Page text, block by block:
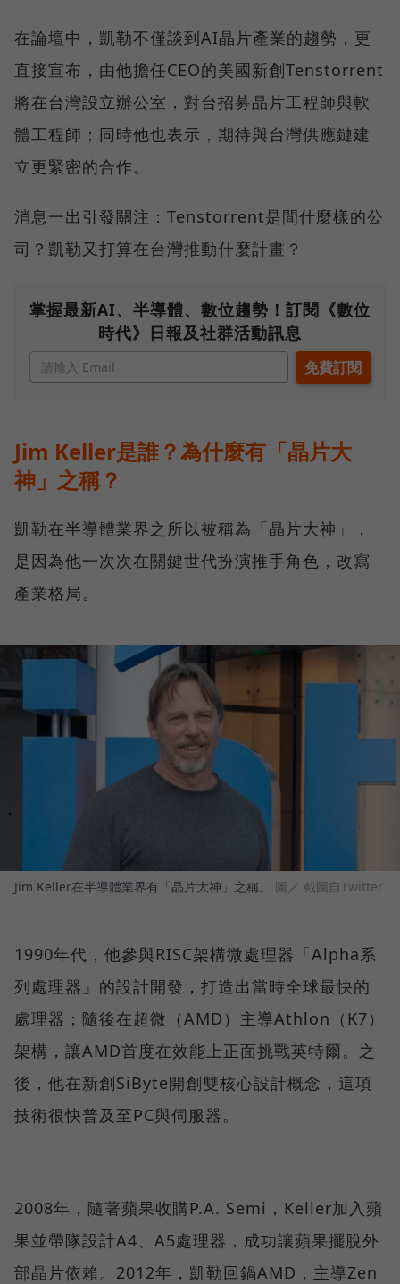
在論壇中，凱勒不僅談到AI晶片產業的趨勢，更
直接宣布，由他擔任CEO的美國新創Tenstorrent
將在台灣設立辦公室，對台招募晶片工程師與軟
體工程師；同時他也表示，期待與台灣供應鏈建
立更緊密的合作。
消息一出引發關注：Tenstorrent是間什麼樣的公
司？凱勒又打算在台灣推動什麼計畫？
掌握最新AI、半導體、數位趨勢！訂閱《數位
時代》日報及社群活動訊息
Jim Keller是誰？為什麼有「晶片大
神」之稱？
凱勒在半導體業界之所以被稱為「晶片大神」，
是因為他一次次在關鍵世代扮演推手角色，改寫
產業格局。
Jim Keller在半導體業界有「晶片大神」之稱。 圖／ 截圖自Twitter
1990年代，他參與RISC架構微處理器「Alpha系
列處理器」的設計開發，打造出當時全球最快的
處理器；隨後在超微（AMD）主導Athlon（K7）
架構，讓AMD首度在效能上正面挑戰英特爾。之
後，他在新創SiByte開創雙核心設計概念，這項
技術很快普及至PC與伺服器。
2008年，隨著蘋果收購P.A. Semi，Keller加入蘋
果並帶隊設計A4、A5處理器，成功讓蘋果擺脫外
部晶片依賴。2012年，凱勒回鍋AMD，主導Zen